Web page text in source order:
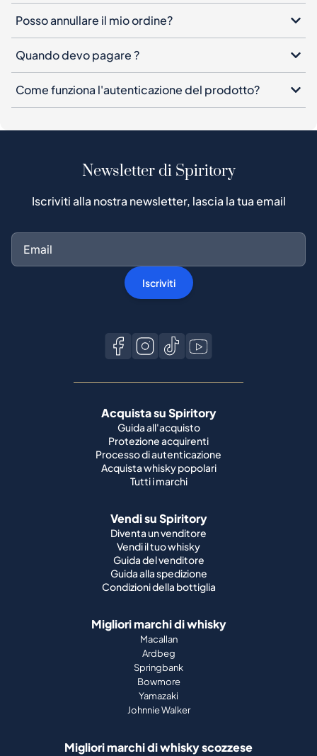
Posso annullare il mio ordine?
Quando devo pagare ?
Come funziona l'autenticazione del prodotto?
Newsletter di Spiritory
Iscriviti alla nostra newsletter, lascia la tua email
Iscriviti
Acquista su Spiritory
Guida all'acquisto
Protezione acquirenti
Processo di autenticazione
Acquista whisky popolari
Tutti i marchi
Vendi su Spiritory
Diventa un venditore
Vendi il tuo whisky
Guida del venditore
Guida alla spedizione
Condizioni della bottiglia
Migliori marchi di whisky
Macallan
Ardbeg
Springbank
Bowmore
Yamazaki
Johnnie Walker
Migliori marchi di whisky scozzese